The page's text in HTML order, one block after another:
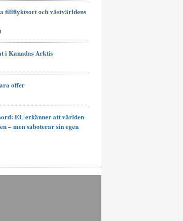
tillflyktsort och västvärldens
i Kanadas Arktis
offer
EU erkänner att världen
– men saboterar sin egen